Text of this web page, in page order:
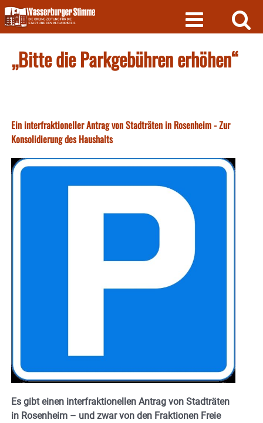
Skip
to
content
„Bitte die Parkgebühren erhöhen“
Ein interfraktioneller Antrag von Stadträten in Rosenheim - Zur
Konsolidierung des Haushalts
Es gibt einen interfraktionellen Antrag von Stadträten
in Rosenheim – und zwar von den Fraktionen Freie